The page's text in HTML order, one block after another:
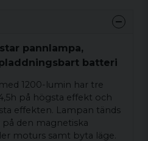
pannlampa,
batteri
1200-lumin har tre
på högsta effekt och
effekten. Lampan tänds
den magnetiska
moturs samt byta läge.